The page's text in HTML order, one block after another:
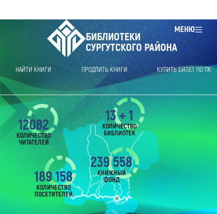
МЕНЮ
БИБЛИОТЕКИ
СУРГУТСКОГО РАЙОНА
НАЙТИ КНИГИ ПРОДЛИТЬ КНИГИ КУПИТЬ БИЛЕТ ПО ПК
12082
КОЛИЧЕСТВО
ЧИТАТЕЛЕЙ
189 158
КОЛИЧЕСТВО
ПОСЕТИТЕЛЕЙ
239 558
КНИЖНЫЙ
ФОНД
13 + 1
КОЛИЧЕСТВО
БИБЛИОТЕК